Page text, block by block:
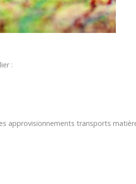
:
approvisionnements transports